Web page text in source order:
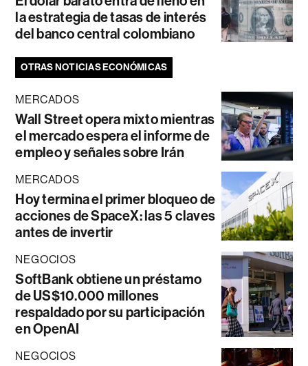
la estrategia de tasas de interés
del banco central colombiano
OTRAS NOTICIAS ECONÓMICAS
MERCADOS
Wall Street opera mixto mientras
el mercado espera el informe de
empleo y señales sobre Irán
MERCADOS
Hoy termina el primer bloqueo de
acciones de SpaceX: las 5 claves
antes de invertir
NEGOCIOS
SoftBank obtiene un préstamo
de US$10.000 millones
respaldado por su participación
en OpenAI
NEGOCIOS